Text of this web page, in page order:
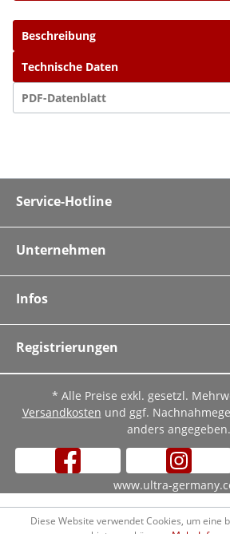
Beschreibung
Technische Daten
PDF-Datenblatt
Service-Hotline
Unternehmen
Infos
Registrierungen
* Alle Preise exkl. gesetzl.
Versandkosten und ggf.
anders angegeben.
www.ultra-
Diese Website verwendet Cookies, um eine